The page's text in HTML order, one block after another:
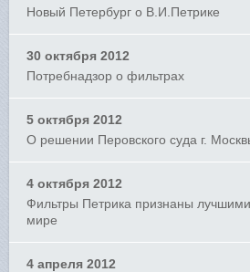
Новый Петербург о В.И.Петрике
30 октября 2012
Потребнадзор о фильтрах
5 октября 2012
О решении Перовского суда г.
4 октября 2012
Фильтры Петрика признаны
мире
4 апреля 2012